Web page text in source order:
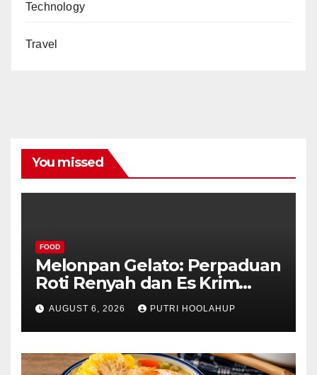
Technology
Travel
You missed
FOOD
Melonpan Gelato: Perpaduan
Roti Renyah dan Es Krim
Lembut yang Menggoda
AUGUST 6, 2026 PUTRI HOOLAHUP